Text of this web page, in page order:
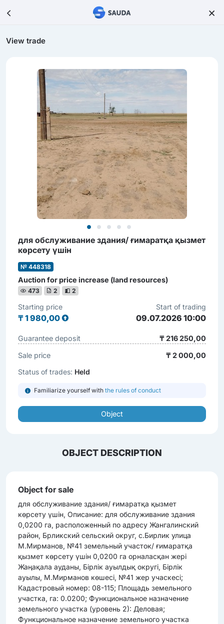
View trade
для обслуживание здания/ ғимаратқа қызмет
көрсету үшін
№ 448318
Auction for price increase (land resources)
473 2 2
Starting price
₸ 1 980,00
Start of trading
09.07.2026 10:00
Guarantee deposit
₸ 216 250,00
Sale price
₸ 2 000,00
Status of trades: Held
Familiarize yourself with the rules of conduct
Object
OBJECT DESCRIPTION
Object for sale
для обслуживание здания/ ғимаратқа қызмет
көрсету үшін, Описание: для обслуживание здания
0,0200 га, расположенный по адресу Жангалинский
район, Брликский сельский округ, с.Бирлик улица
М.Мирманов, №41 земельный участок/ ғимаратқа
қызмет көрсету үшін 0,0200 га орналасқан жері
Жаңақала ауданы, Бірлік ауылдық округі, Бірлік
ауылы, М.Мирманов көшесі, №41 жер учаскесі;
Кадастровый номер: 08-115; Площадь земельного
участка, га: 0.0200; Функциональное назначение
земельного участка (уровень 2): Деловая;
Функциональное назначение земельного участка